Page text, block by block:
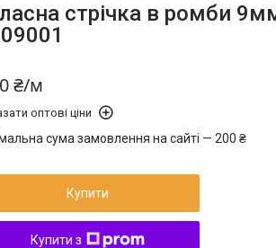
стрічка в ромби
₴/м
оптові ціни
сума замовлення на сайті — 200 ₴
Купити
Купити з